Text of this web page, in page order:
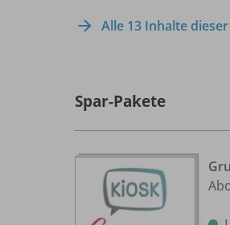
Alle 13 Inhalte
Spar-Pakete